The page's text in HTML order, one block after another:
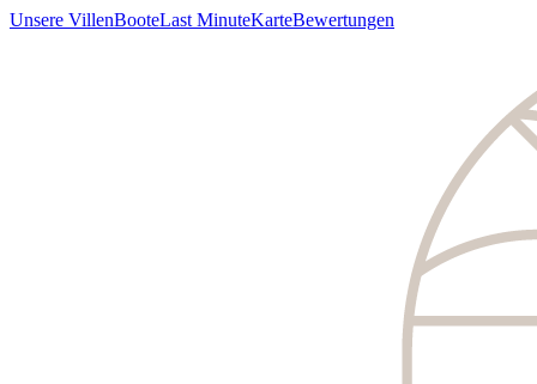
Unsere VillenBooteLast MinuteKarteBewertungen